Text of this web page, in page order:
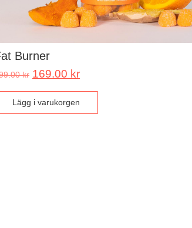
Burner
kr 169.00 kr
Lägg i varukorgen